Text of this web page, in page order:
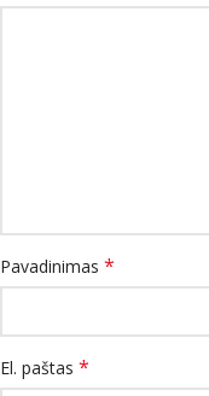
Pavadinimas *
El. paštas *